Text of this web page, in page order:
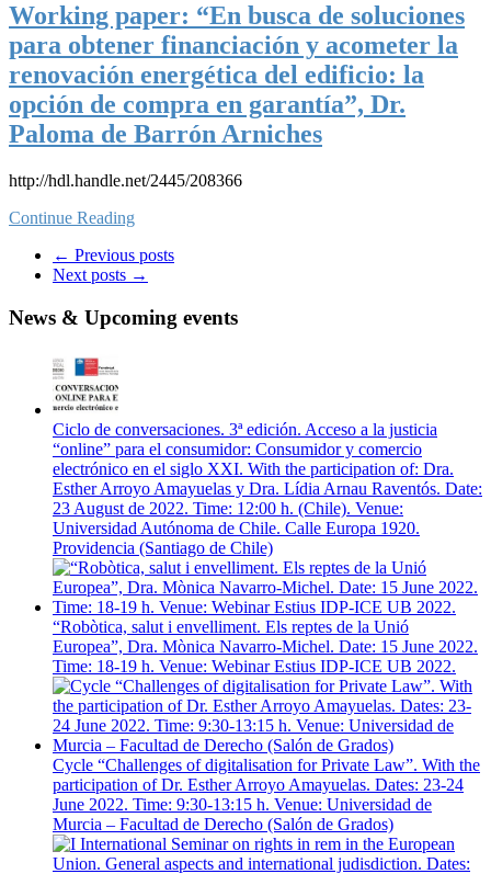
Working paper: “En busca de soluciones
para obtener financiación y acometer la
renovación energética del edificio: la
opción de compra en garantía”, Dr.
Paloma de Barrón Arniches
http://hdl.handle.net/2445/208366
Continue Reading
← Previous posts
Next posts →
News & Upcoming events
Ciclo de conversaciones. 3ª edición. Acceso a la justicia
“online” para el consumidor: Consumidor y comercio
electrónico en el siglo XXI. With the participation of: Dra.
Esther Arroyo Amayuelas y Dra. Lídia Arnau Raventós. Date:
23 August de 2022. Time: 12:00 h. (Chile). Venue:
Universidad Autónoma de Chile. Calle Europa 1920.
Providencia (Santiago de Chile)
“Robòtica, salut i envelliment. Els reptes de la Unió
Europea”, Dra. Mònica Navarro-Michel. Date: 15 June 2022.
Time: 18-19 h. Venue: Webinar Estius IDP-ICE UB 2022.
Cycle “Challenges of digitalisation for Private Law”. With the
participation of Dr. Esther Arroyo Amayuelas. Dates: 23-24
June 2022. Time: 9:30-13:15 h. Venue: Universidad de
Murcia – Facultad de Derecho (Salón de Grados)